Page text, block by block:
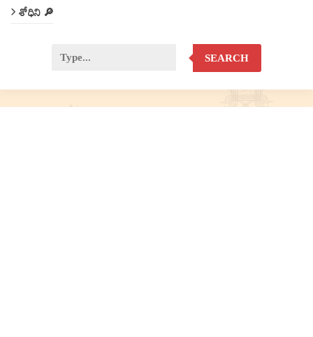
శోధిని 🔎
SEARCH